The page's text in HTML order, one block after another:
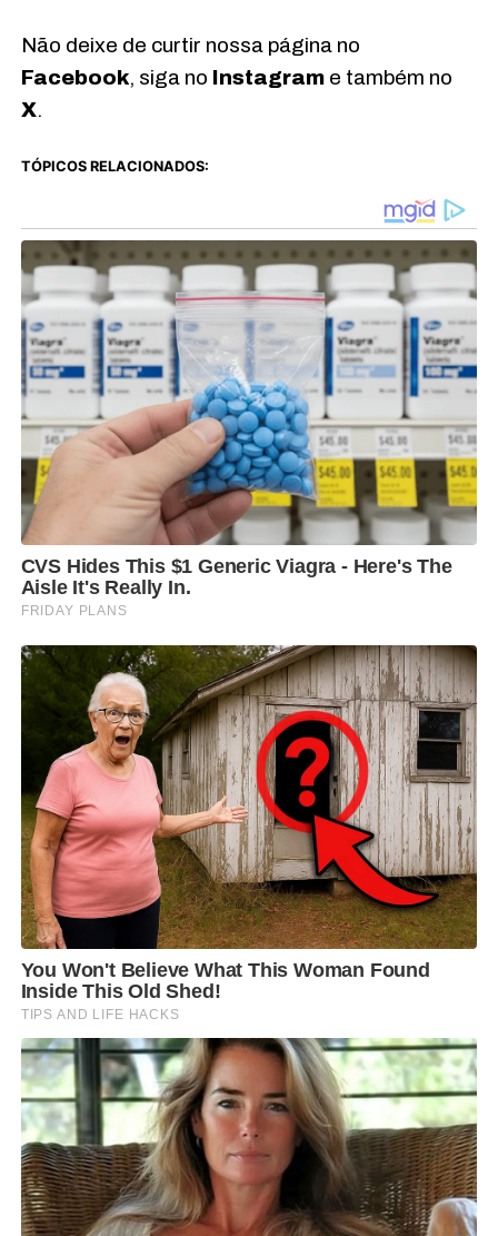
Não deixe de curtir nossa página no
Facebook, siga no Instagrame também no
X.
TÓPICOS RELACIONADOS: